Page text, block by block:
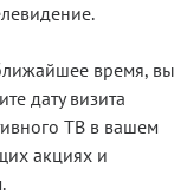
время, вы
дату визита
ТВ в вашем
акциях и